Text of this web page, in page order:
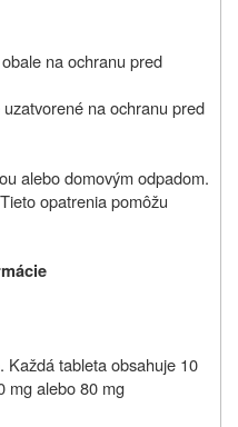
na ochranu pred
na ochranu pred
alebo domovým odpadom.
opatrenia pomôžu
Každá tableta obsahuje 10
mg alebo 80 mg